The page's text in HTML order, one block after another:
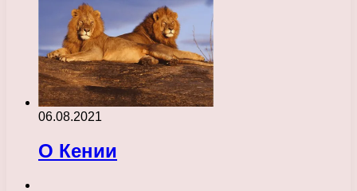
06.08.2021
О Кении